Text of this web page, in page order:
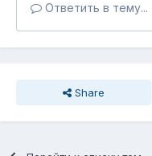
Ответить в тему...
Share